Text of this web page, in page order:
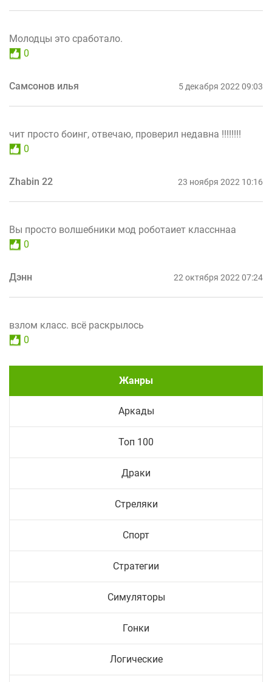
Молодцы это сработало.
0
Самсонов илья 5 декабря 2022 09:03
чит просто боинг, отвечаю, проверил недавна !!!!!!!!
0
Zhabin 22 23 ноября 2022 10:16
Вы просто волшебники мод роботаиет классннаа
0
Дэнн 22 октября 2022 07:24
взлом класс. всё раскрылось
0
Жанры
Аркады
Топ 100
Драки
Стреляки
Спорт
Стратегии
Симуляторы
Гонки
Логические